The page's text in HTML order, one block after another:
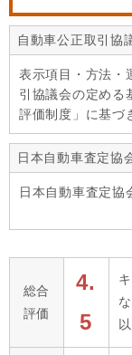
自動車公正取引
表示項目・方法・
引協議会の定める
評価制度」に基づ
日本自動車査定協
日本自動車査定協
総合
評価
4.
5